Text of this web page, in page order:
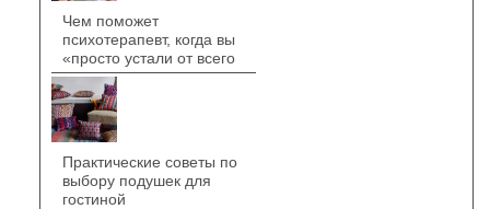
Чем поможет
психотерапевт, когда вы
«просто устали от всего
Практические советы по
выбору подушек для
гостиной